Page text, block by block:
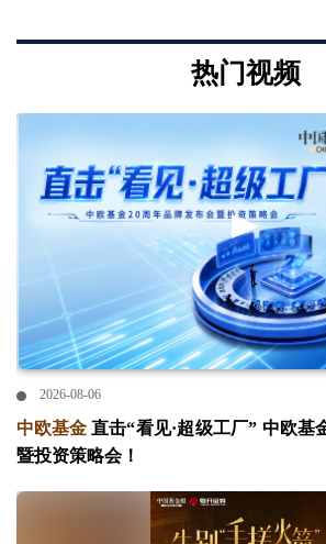
热门视频
2026-08-06
中欧基金 直击“看见·超级工厂” 中欧基
暨投资策略会！